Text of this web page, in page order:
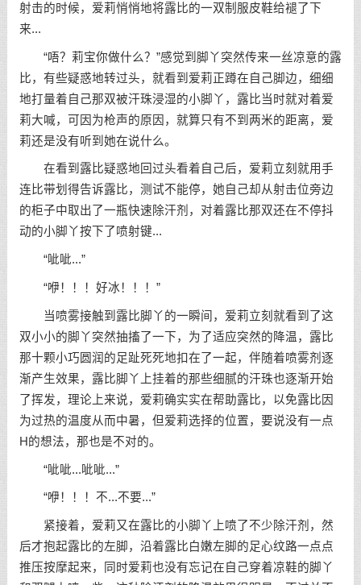
射击的时候，爱莉悄悄地将露比的一双制服皮鞋给褪了下
来...
“唔？莉宝你做什么？”感觉到脚丫突然传来一丝凉意的露
比，有些疑惑地转过头，就看到爱莉正蹲在自己脚边，细细
地打量着自己那双被汗珠浸湿的小脚丫，露比当时就对着爱
莉大喊，可因为枪声的原因，就算只有不到两米的距离，爱
莉还是没有听到她在说什么。
在看到露比疑惑地回过头看着自己后，爱莉立刻就用手
连比带划得告诉露比，测试不能停，她自己却从射击位旁边
的柜子中取出了一瓶快速除汗剂，对着露比那双还在不停抖
动的小脚丫按下了喷射键...
“呲呲...”
“咿！！！好冰！！！”
当喷雾接触到露比脚丫的一瞬间，爱莉立刻就看到了这
双小小的脚丫突然抽搐了一下，为了适应突然的降温，露比
那十颗小巧圆润的足趾死死地扣在了一起，伴随着喷雾剂逐
渐产生效果，露比脚丫上挂着的那些细腻的汗珠也逐渐开始
了挥发，理论上来说，爱莉确实实在帮助露比，以免露比因
为过热的温度从而中暑，但爱莉选择的位置，要说没有一点
H的想法，那也是不对的。
“呲呲...呲呲...”
“咿！！！不...不要...”
紧接着，爱莉又在露比的小脚丫上喷了不少除汗剂，然
后才抱起露比的左脚，沿着露比白嫩左脚的足心纹路一点点
推压按摩起来，同时爱莉也没有忘记在自己穿着凉鞋的脚丫